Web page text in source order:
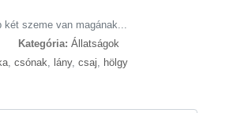
szeme van magának...
Kategória: Állatságok
csónak lány, csaj hölgy